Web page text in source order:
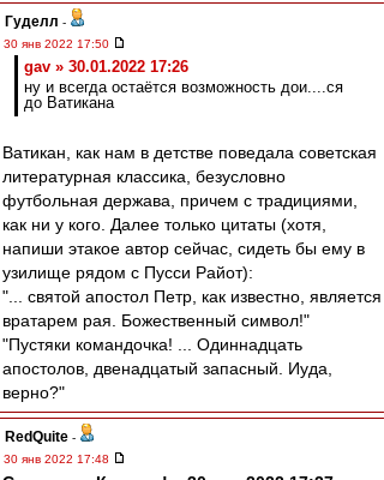
Гуделл -
30 янв 2022 17:50
gav » 30.01.2022 17:26
ну и всегда остаётся возможность дои....ся
до Ватикана
Ватикан, как нам в детстве поведала советская
литературная классика, безусловно
футбольная держава, причем с традициями,
как ни у кого. Далее только цитаты (хотя,
напиши этакое автор сейчас, сидеть бы ему в
узилище рядом с Пусси Райот):
"... святой апостол Петр, как известно, является
вратарем рая. Божественный символ!"
"Пустяки командочка! ... Одиннадцать
апостолов, двенадцатый запасный. Иуда,
верно?"
RedQuite -
30 янв 2022 17:48